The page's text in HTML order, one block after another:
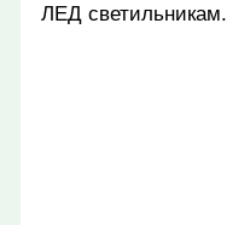
ЛЕД светильникам.